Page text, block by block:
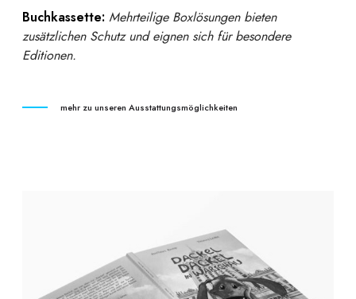
Buchkassette: Mehrteilige Boxlösungen bieten
zusätzlichen Schutz und eignen sich für besondere
Editionen.
mehr zu unseren Ausstattungsmöglichkeiten